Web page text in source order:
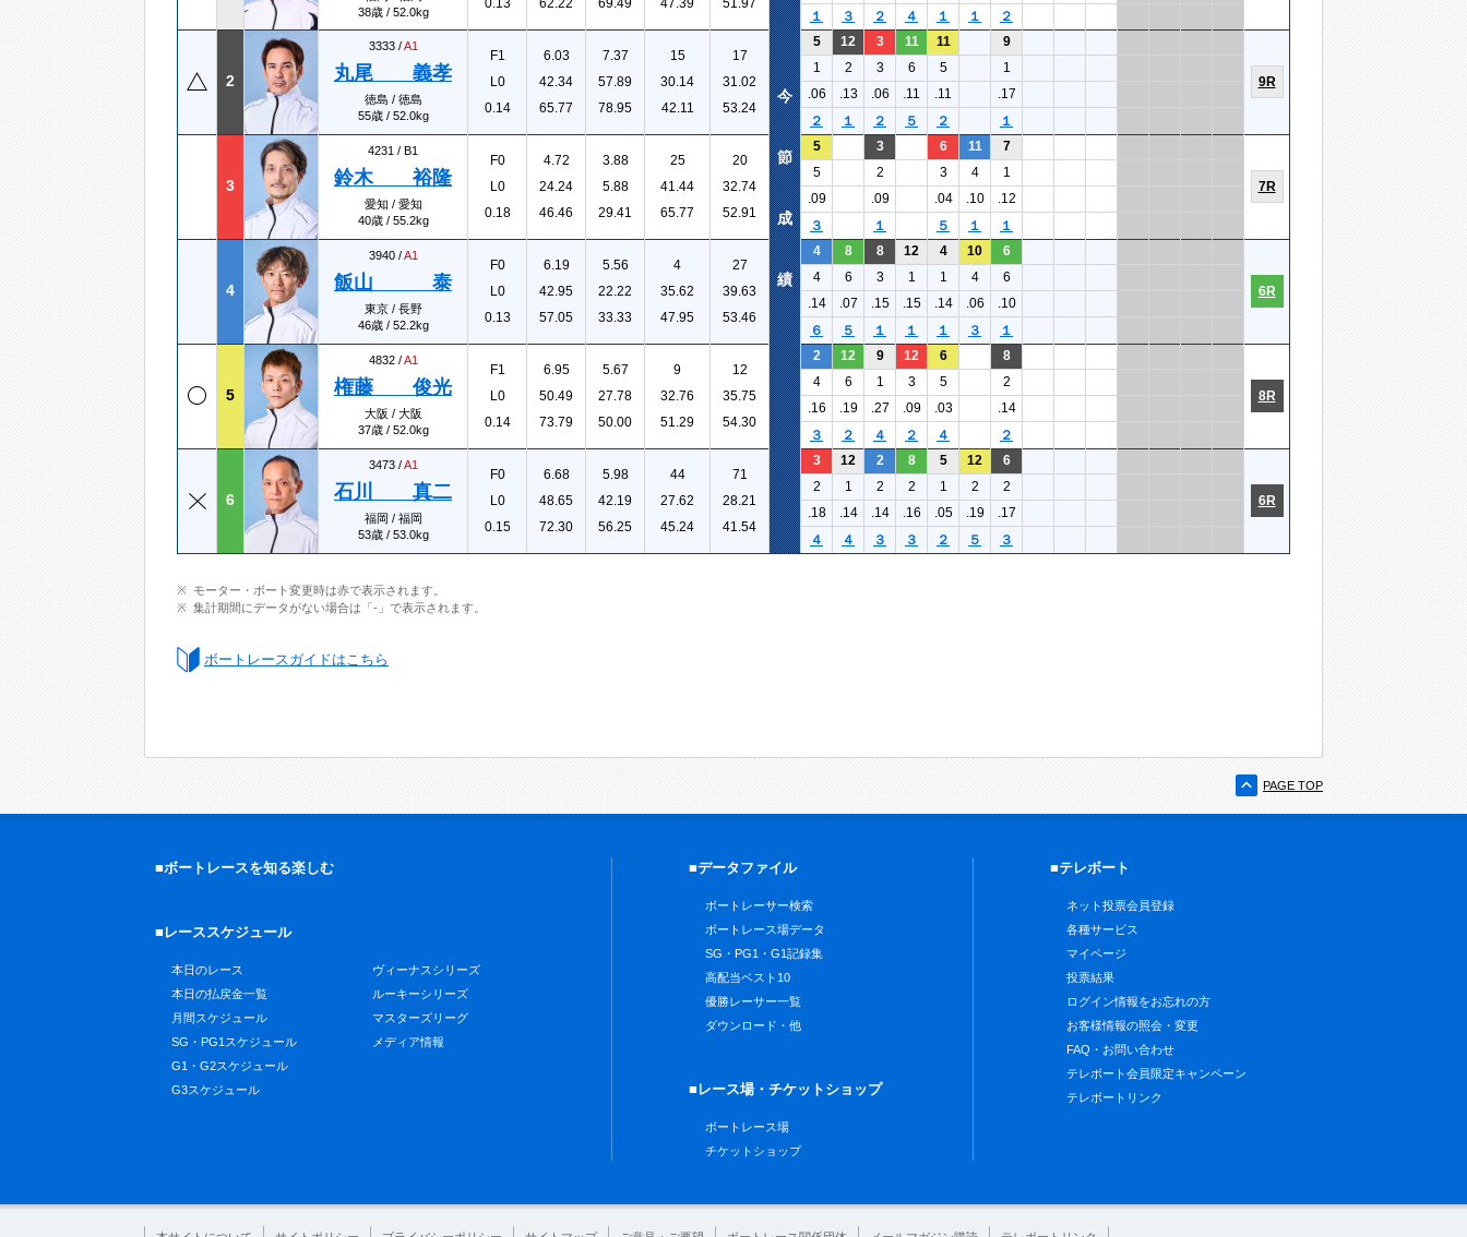
38歳 / 52.0kg
0.13
62.22
69.49
47.39
51.97
１
３ ２ ４ １ １ ２
2
3333 /A1
丸尾 義孝
徳島 / 徳島
55歳 / 52.0kg
F1
L0
0.14
6.03
42.34
65.77
7.37
57.89
78.95
15
30.14
42.11
17
31.02
53.24
5 12 3 11 11 9
9R
1 2 3 6 5
1
.06
.13 .06 .11 .11
.17
２
１ ２ ５ ２ １
3
4231 / B1
鈴木 裕隆
愛知 / 愛知
40歳 / 55.2kg
F0
L0
0.18
4.72
24.24
46.46
3.88
5.88
29.41
25
41.44
65.77
20
32.74
52.91
5 3 6 11 7
7R
5 2 3 4
1
.09
.09 .04 .10
.12
３
１ ５ １ １
4
3940 /A1
飯山 泰
東京 / 長野
46歳 / 52.2kg
F0
L0
0.13
6.19
42.95
57.05
5.56
22.22
33.33
4
35.62
47.95
27
39.63
53.46
4 8 8 12 4 10 6
6R
4 6 3 1 1 4
6
.14
.07 .15 .15 .14 .06
.10
６
５ １ １ １ ３ １
5
4832 /A1
権藤 俊光
大阪 / 大阪
37歳 / 52.0kg
F1
L0
0.14
6.95
50.49
73.79
5.67
27.78
50.00
9
32.76
51.29
12
35.75
54.30
2 12 9 12 6 8
8R
4 6 1 3 5
2
.16
.19 .27 .09 .03
.14
３
２ ４ ２ ４ ２
6
3473 /A1
石川 真二
福岡 / 福岡
53歳 / 53.0kg
F0
L0
0.15
6.68
48.65
72.30
5.98
42.19
56.25
44
27.62
45.24
71
28.21
41.54
3 12 2 8 5 12 6
6R
2 1 2 2 1 2
2
.18
.14 .14 .16 .05 .19
.17
４
４ ３ ３ ２ ５ ３
今
節
成
績
モーター・ボート変更時は赤で表示されます。
集計期間にデータがない場合は「-」で表示されます。
ボートレースガイドはこちら
PAGE TOP
■ボートレースを知る楽しむ
■レーススケジュール
本日のレース
本日の払戻金一覧
月間スケジュール
SG・PG1スケジュール
G1・G2スケジュール
G3スケジュール
ヴィーナスシリーズ
ルーキーシリーズ
マスターズリーグ
メディア情報
■データファイル
ボートレーサー検索
ボートレース場データ
SG・PG1・G1記録集
高配当ベスト10
優勝レーサー一覧
ダウンロード・他
■レース場・チケットショップ
ボートレース場
チケットショップ
■テレボート
ネット投票会員登録
各種サービス
マイページ
投票結果
ログイン情報をお忘れの方
お客様情報の照会・変更
FAQ・お問い合わせ
テレボート会員限定キャンペーン
テレボートリンク